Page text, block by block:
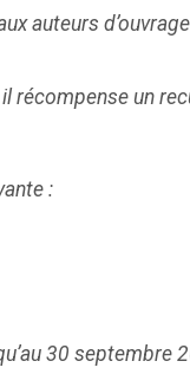
auteurs
récompense un
:
30 septembre